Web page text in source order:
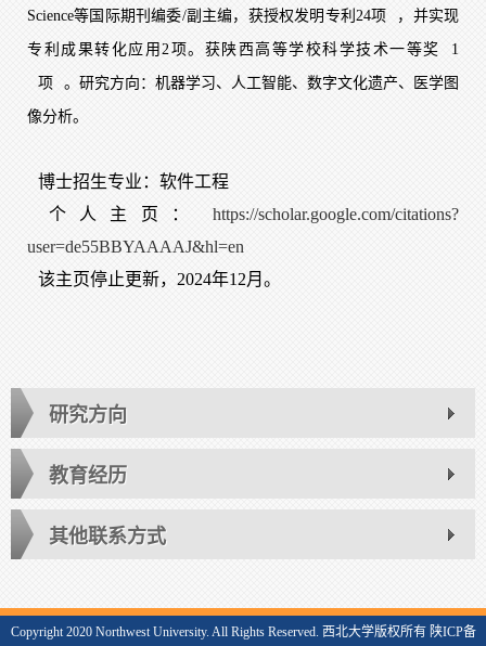
Science等国际期刊编委/副主编，获授权发明专利24项 ，并实现
专利成果转化应用2项。获陕西高等学校科学技术一等奖 1
项 。研究方向：机器学习、人工智能、数字文化遗产、医学图
像分析。
博士招生专业：软件工程
个人主页：
https://scholar.google.com/citations?
user=de55BBYAAAAJ&hl=en
该主页停止更新，2024年12月。
研究方向
教育经历
其他联系方式
Copyright 2020 Northwest University. All Rights Reserved. 西北大学版权所有 陕ICP备